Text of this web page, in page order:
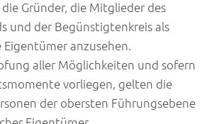
Gründer, die Mitglieder des
und der Begünstigtenkreis als
anzusehen.
aller Möglichkeiten und sofern
vorliegen, gelten die
der obersten Führungsebene